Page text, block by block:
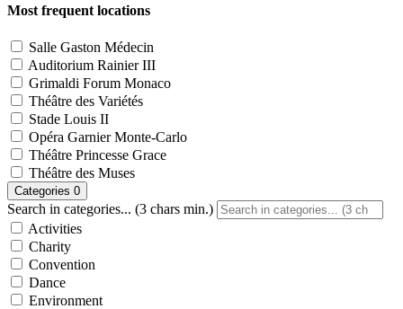
Most frequent locations
Salle Gaston Médecin
Auditorium Rainier III
Grimaldi Forum Monaco
Théâtre des Variétés
Stade Louis II
Opéra Garnier Monte-Carlo
Théâtre Princesse Grace
Théâtre des Muses
Categories 0
Search in categories... (3 chars min.)
Activities
Charity
Convention
Dance
Environment